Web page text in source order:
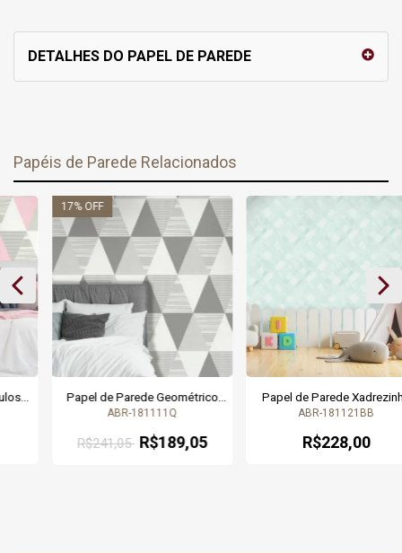
DETALHES DO PAPEL DE PAREDE
Papéis de Parede Relacionados
% OFF
Papel de Parede Geométrico
Triângulos Cinza - Coleção
metros | Cola Grátis
ABR-181111Q
R$241,05 R$189,05
Papel de Parede Xadrezinho
Azul para Decoração de Quarto
Abracadabra 181121 | 9,50
metros | Cola Grátis
ABR-181121BB
R$228,00